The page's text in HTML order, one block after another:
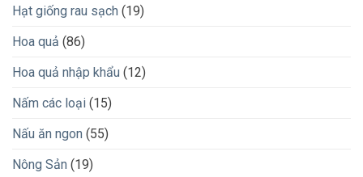
Hạt giống rau sạch (19)
Hoa quả (86)
Hoa quả nhập khẩu (12)
Nấm các loại (15)
Nấu ăn ngon (55)
Nông Sản (19)